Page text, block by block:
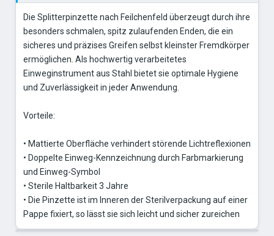
Die Splitterpinzette nach Feilchenfeld überzeugt durch ihre
besonders schmalen, spitz zulaufenden Enden, die ein
sicheres und präzises Greifen selbst kleinster Fremdkörper
ermöglichen. Als hochwertig verarbeitetes
Einweginstrument aus Stahl bietet sie optimale Hygiene
und Zuverlässigkeit in jeder Anwendung.
Vorteile:
• Mattierte Oberfläche verhindert störende Lichtreflexionen
• Doppelte Einweg-Kennzeichnung durch Farbmarkierung
und Einweg-Symbol
• Sterile Haltbarkeit 3 Jahre
• Die Pinzette ist im Inneren der Sterilverpackung auf einer
Pappe fixiert, so lässt sie sich leicht und sicher zureichen